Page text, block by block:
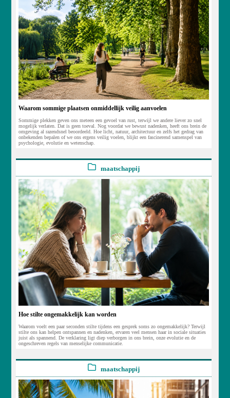
Waarom sommige plaatsen onmiddellijk veilig aanvoelen
Sommige plekken geven ons meteen een gevoel van rust, terwijl we andere liever zo snel
mogelijk verlaten. Dat is geen toeval. Nog voordat we bewust nadenken, heeft ons brein de
omgeving al razendsnel beoordeeld. Hoe licht, natuur, architectuur en zelfs het gedrag van
onbekenden bepalen of we ons ergens veilig voelen, blijkt een fascinerend samenspel van
psychologie, evolutie en wetenschap.
maatschappij
Hoe stilte ongemakkelijk kan worden
Waarom voelt een paar seconden stilte tijdens een gesprek soms zo ongemakkelijk? Terwijl
stilte ons kan helpen ontspannen en nadenken, ervaren veel mensen haar in sociale situaties
juist als spannend. De verklaring ligt diep verborgen in ons brein, onze evolutie en de
ongeschreven regels van menselijke communicatie.
maatschappij